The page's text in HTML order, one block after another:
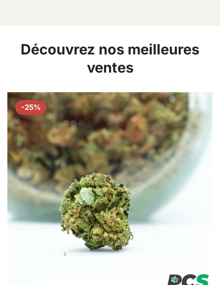
Cette Pablo Dream CBD en un coup d’oeil :
Découvrez nos meilleures
ventes
-25%